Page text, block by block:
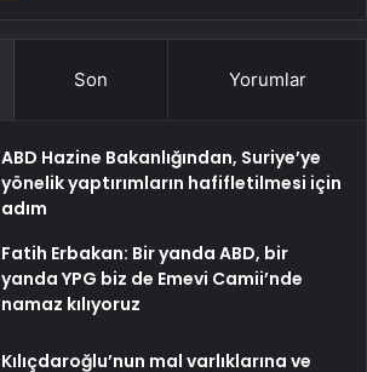
Son Yorumlar
ABD Hazine Bakanlığından, Suriye’ye
yönelik yaptırımların hafifletilmesi için
adım
Fatih Erbakan: Bir yanda ABD, bir
yanda YPG biz de Emevi Camii’nde
namaz kılıyoruz
Kılıçdaroğlu’nun mal varlıklarına ve